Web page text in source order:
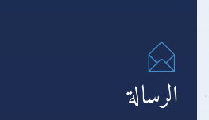
الرسالة